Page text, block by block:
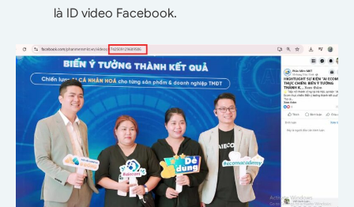
là ID video Facebook.